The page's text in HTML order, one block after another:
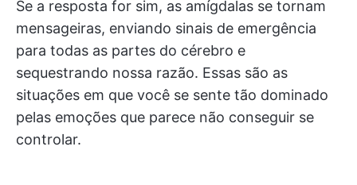
Se a resposta for sim, as amígdalas se tornam
mensageiras, enviando sinais de emergência
para todas as partes do cérebro e
sequestrando nossa razão. Essas são as
situações em que você se sente tão dominado
pelas emoções que parece não conseguir se
controlar.